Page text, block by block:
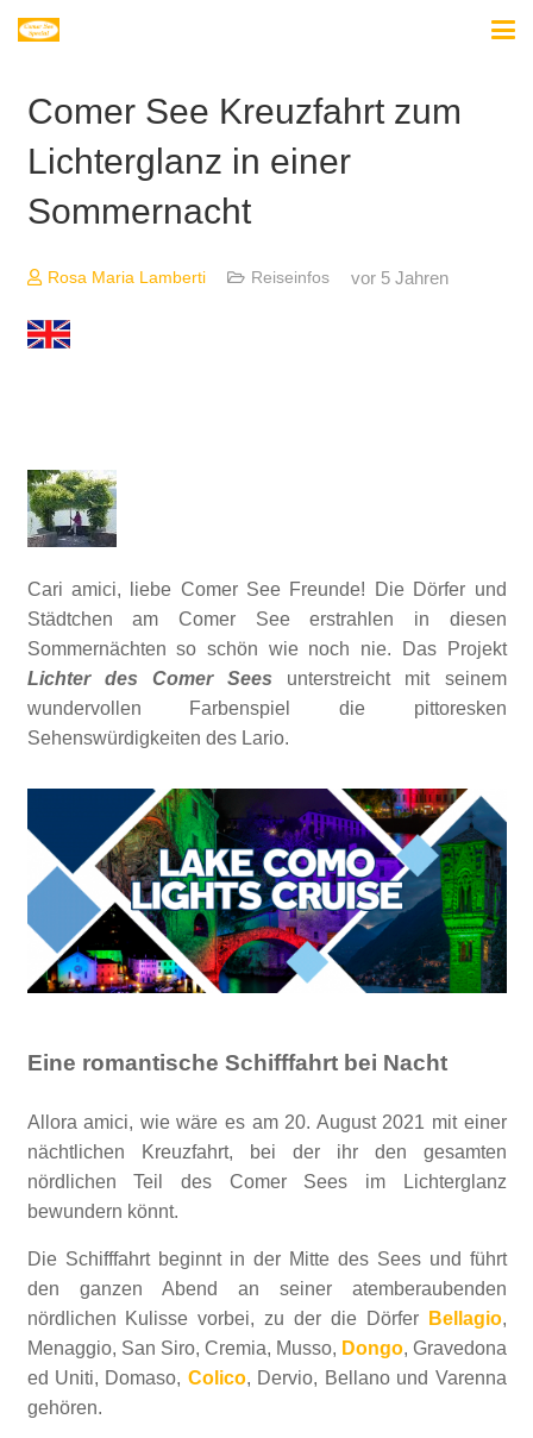
Comer See Kreuzfahrt zum
Lichterglanz in einer
Sommernacht
Rosa Maria Lamberti Reiseinfos vor 5 Jahren
Cari amici, liebe Comer See Freunde! Die Dörfer und
Städtchen am Comer See erstrahlen in diesen
Sommernächten so schön wie noch nie. Das Projekt
Lichter des Comer Sees unterstreicht mit seinem
wundervollen Farbenspiel die pittoresken
Sehenswürdigkeiten des Lario.
Eine romantische Schifffahrt bei Nacht
Allora amici, wie wäre es am 20. August 2021 mit einer
nächtlichen Kreuzfahrt, bei der ihr den gesamten
nördlichen Teil des Comer Sees im Lichterglanz
bewundern könnt.
Die Schifffahrt beginnt in der Mitte des Sees und führt
den ganzen Abend an seiner atemberaubenden
nördlichen Kulisse vorbei, zu der die Dörfer
Bellagio,
Menaggio, San Siro, Cremia, Musso, Dongo, Gravedona
ed Uniti, Domaso, Colico, Dervio, Bellano und Varenna
gehören.